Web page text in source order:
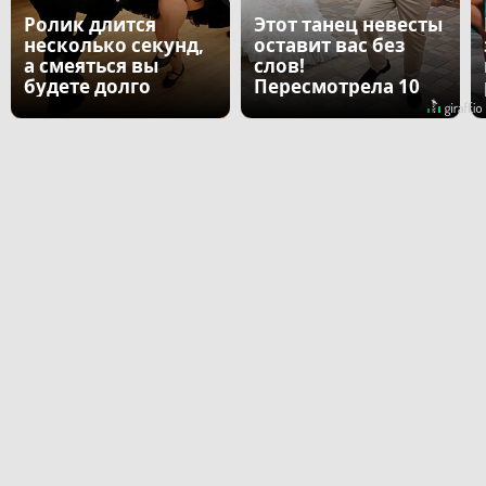
Ролик длится
несколько секунд,
а смеяться вы
будете долго
Этот танец невесты
оставит вас без
слов!
Пересмотрела 10